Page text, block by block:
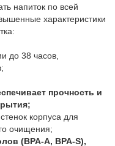
напиток по всей
характеристики
до 38 часов,
прочность и
корпуса для
очищения;
(BPA-A, BPA-S),